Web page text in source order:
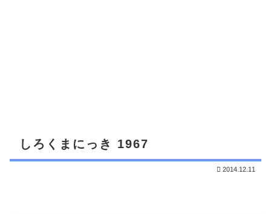
しろくまにっき 1967
2014.12.11